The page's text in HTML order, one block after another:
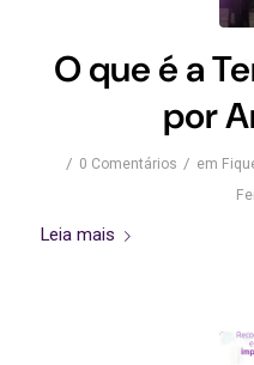
O que é a
por
/ 0 Comentários / em
Leia mais